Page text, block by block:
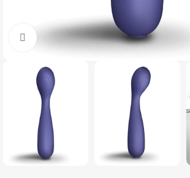
Click to enlarge